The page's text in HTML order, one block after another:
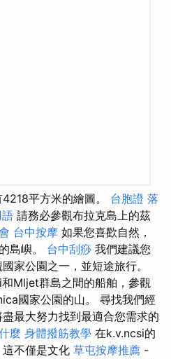
平方米的繪圖。 台胞證 落
請務必參觀布拉克島上的茲
台中按摩 如果您喜歡自然，
島嶼。 台中刮痧 我們建議您
家公園之一，並短途旅行。
Mljet群島之間的船舶，參觀
國家公園的山。 尋找我們經
最大努力找到最適合您需求的
麼 身體撥筋教學 在k.v.ncsi的
不僅是文化 草屯按摩推薦 -